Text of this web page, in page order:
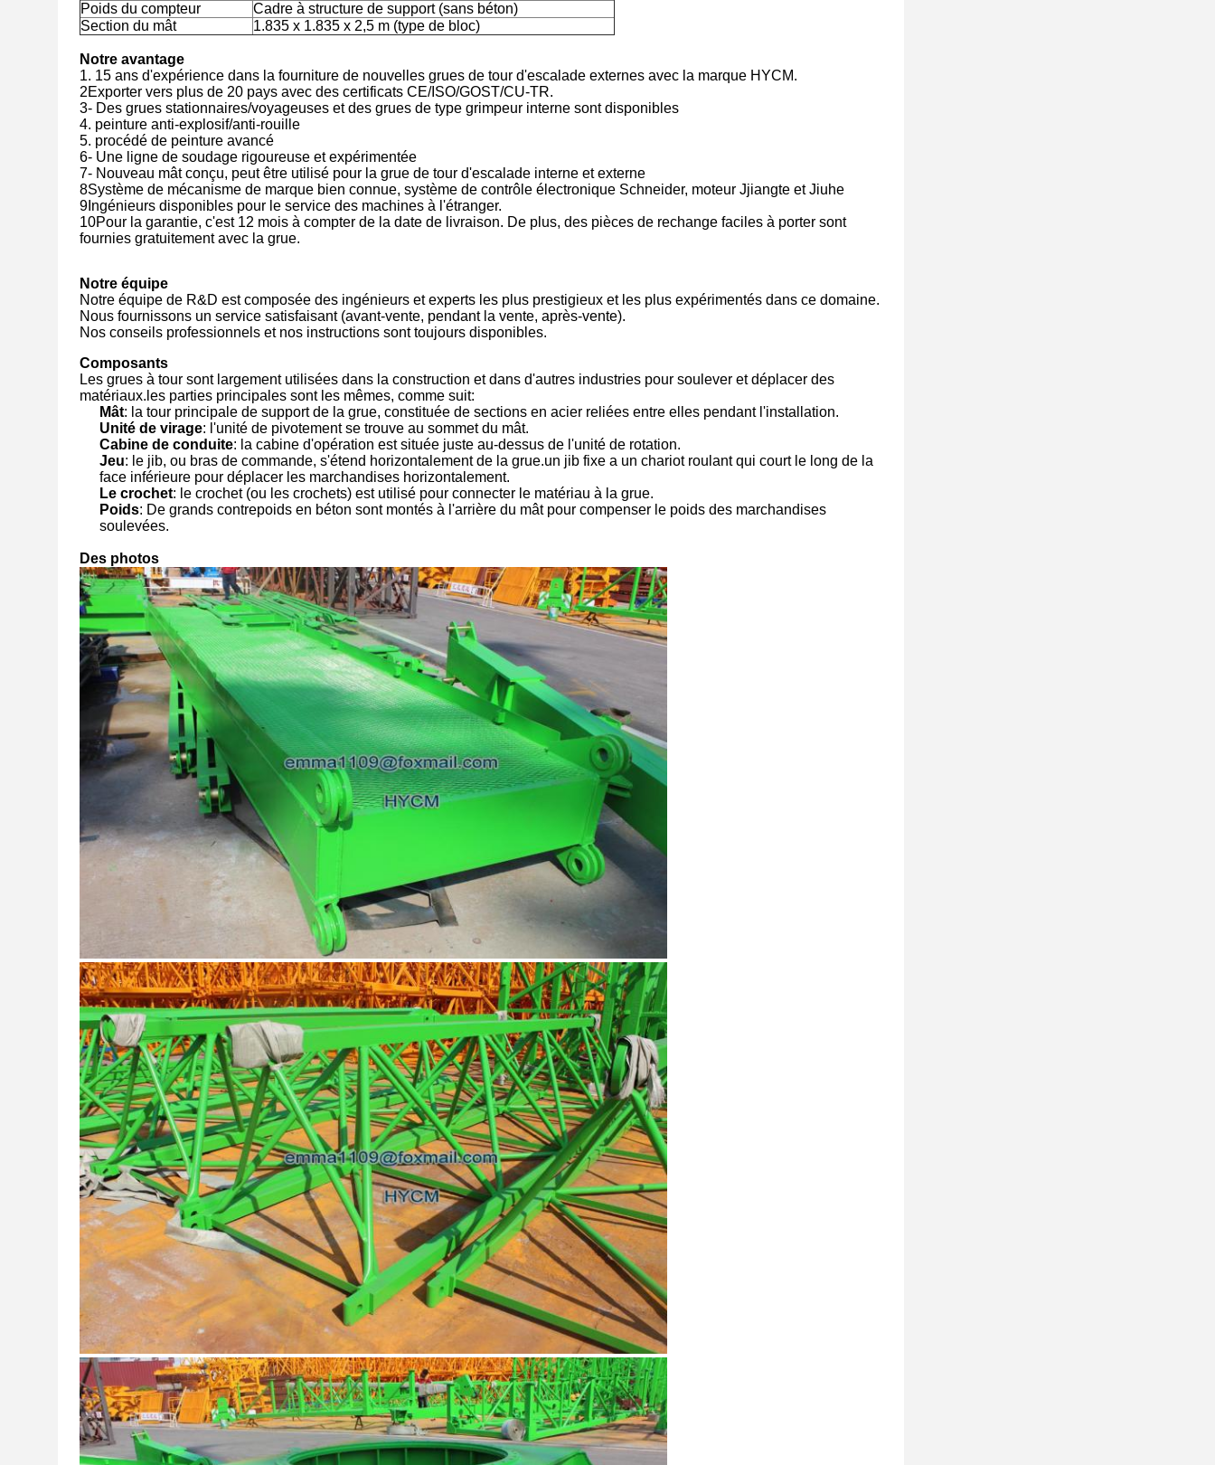
Poids du compteur
Cadre à structure de support (sans béton)
Section du mât
1.835 x 1.835 x 2,5 m (type de bloc)
Notre avantage
1. 15 ans d'expérience dans la fourniture de nouvelles grues de tour d'escalade externes avec la marque HYCM.
2Exporter vers plus de 20 pays avec des certificats CE/ISO/GOST/CU-TR.
3- Des grues stationnaires/voyageuses et des grues de type grimpeur interne sont disponibles
4. peinture anti-explosif/anti-rouille
5. procédé de peinture avancé
6- Une ligne de soudage rigoureuse et expérimentée
7- Nouveau mât conçu, peut être utilisé pour la grue de tour d'escalade interne et externe
8Système de mécanisme de marque bien connue, système de contrôle électronique Schneider, moteur Jjiangte et Jiuhe
9Ingénieurs disponibles pour le service des machines à l'étranger.
10Pour la garantie, c'est 12 mois à compter de la date de livraison. De plus, des pièces de rechange faciles à porter sont
fournies gratuitement avec la grue.
Notre équipe
Notre équipe de R&D est composée des ingénieurs et experts les plus prestigieux et les plus expérimentés dans ce domaine.
Nous fournissons un service satisfaisant (avant-vente, pendant la vente, après-vente).
Nos conseils professionnels et nos instructions sont toujours disponibles.
Composants
Les grues à tour sont largement utilisées dans la construction et dans d'autres industries pour soulever et déplacer des
matériaux.les parties principales sont les mêmes, comme suit:
Mât: la tour principale de support de la grue, constituée de sections en acier reliées entre elles pendant l'installation.
Unité de virage: l'unité de pivotement se trouve au sommet du mât.
Cabine de conduite: la cabine d'opération est située juste au-dessus de l'unité de rotation.
Jeu: le jib, ou bras de commande, s'étend horizontalement de la grue.un jib fixe a un chariot roulant qui court le long de la
face inférieure pour déplacer les marchandises horizontalement.
Le crochet: le crochet (ou les crochets) est utilisé pour connecter le matériau à la grue.
Poids: De grands contrepoids en béton sont montés à l'arrière du mât pour compenser le poids des marchandises
soulevées.
Des photos